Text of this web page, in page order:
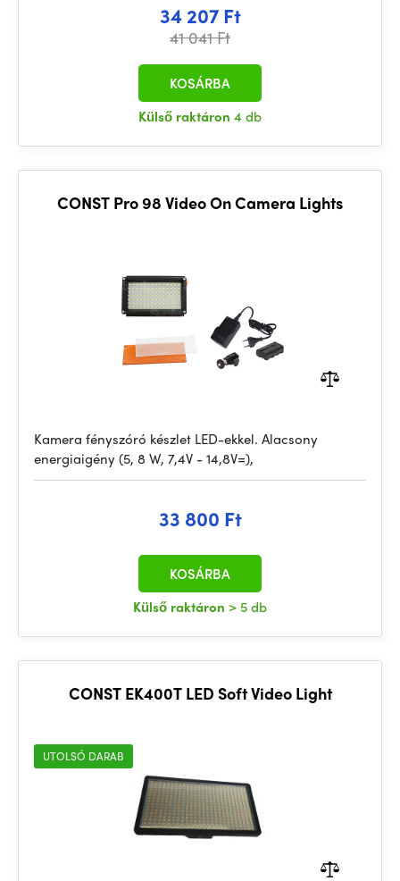
34 207 Ft
41 041 Ft
Külső raktáron 4 db
KOSÁRBA
CONST Pro 98 Video On Camera Lights
Kamera fényszóró készlet LED-ekkel. Alacsony
energiaigény (5, 8 W, 7,4V - 14,8V=),
33 800 Ft
Külső raktáron > 5 db
KOSÁRBA
CONST EK400T LED Soft Video Light
UTOLSÓ DARAB